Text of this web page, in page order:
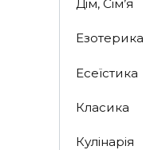
Дім, Сім’я
Езотерика
Есеїстика
Класика
Кулінарія